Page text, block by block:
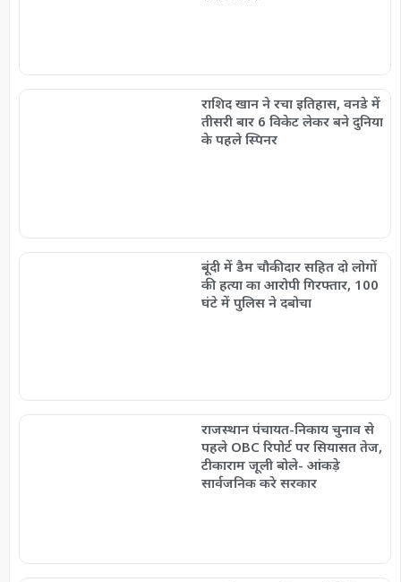
राशिद खान ने रचा इतिहास, वनडे में
तीसरी बार 6 विकेट लेकर बने दुनिया
के पहले स्पिनर
बूंदी में डैम चौकीदार सहित दो लोगों
की हत्या का आरोपी गिरफ्तार, 100
घंटे में पुलिस ने दबोचा
राजस्थान पंचायत-निकाय चुनाव से
पहले OBC रिपोर्ट पर सियासत तेज,
टीकाराम जूली बोले- आंकड़े
सार्वजनिक करे सरकार